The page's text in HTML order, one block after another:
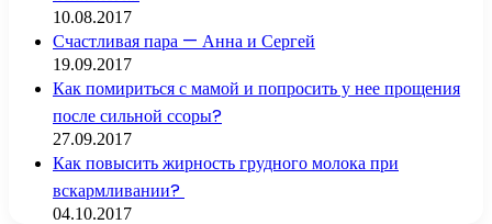
10.08.2017
Счастливая пара — Анна и Сергей
19.09.2017
Как помириться с мамой и попросить у нее прощения
после сильной ссоры?
27.09.2017
Как повысить жирность грудного молока при
вскармливании?
04.10.2017